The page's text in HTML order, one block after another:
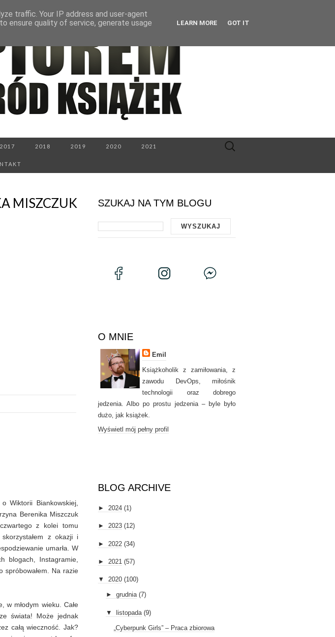
2017 2018 2019 2020 2021
Search
MISZCZUK
Wiktorii Biankowskiej,
Berenika Miszczuk
z kolei tomu
z okazji i
umarła. W
blogach, Instagramie,
spróbowałem. Na razie
w młodym wieku. Całe
świata! Może jednak
całą wieczność. Jak?
SZUKAJ NA TYM BLOGU
O MNIE
Emil
Książkoholik z zamiłowania, z
zawodu DevOps, miłośnik
technologii oraz dobrego
jedzenia. Albo po prostu jedzenia – byle było
dużo, jak książek.
Wyświetl mój pełny profil
BLOG ARCHIVE
► 2024 (1)
► 2023 (12)
► 2022 (34)
► 2021 (57)
▼ 2020 (100)
► grudnia (7)
▼ listopada (9)
„Cyberpunk Girls” – Praca zbiorowa
traffic. Your IP address and user-agent
ensure quality of service, generate usage
LEARN MORE GOT IT